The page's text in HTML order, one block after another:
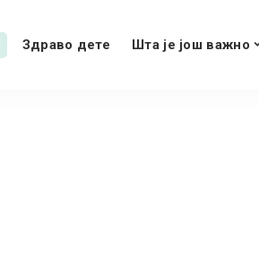
Здраво дете Шта је још важно